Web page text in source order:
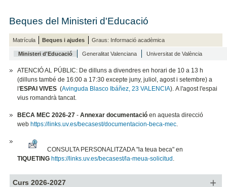
Beques del Ministeri d'Educació
Matrícula Beques i ajudes Graus: Informació acadèmica
Ministeri d'Educació Generalitat Valenciana Universitat de València
ATENCIÓ AL PÚBLIC: De dilluns a divendres en horari de 10 a 13 h
(dilluns també de 16:00 a 17:30 excepte juny, juliol, agost i setembre) a
l'ESPAI VIVES(Avinguda Blasco Ibáñez, 23 VALENCIA). A l'agost l'espai
vius romandrà tancat.
BECA MEC 2026-27 -Annexar documentació en aquesta direcció
web https://links.uv.es/becasest/documentacion-beca-mec.
CONSULTA PERSONALITZADA "la teua beca" en
TIQUETING https://links.uv.es/becasest/la-meua-solicitud .
Curs 2026-2027